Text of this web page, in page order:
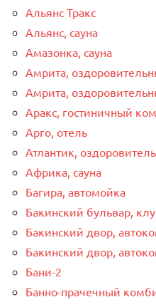
Альянс Тракс
Альянс, сауна
Амазонка, сауна
Амрита,
Амрита,
Аракс, гостиничный
Арго, отель
Атлантик,
Африка, сауна
Багира, автомойка
Бакинский бульвар,
Бакинский двор,
Бакинский двор,
Бани-2
Банно-прачечный